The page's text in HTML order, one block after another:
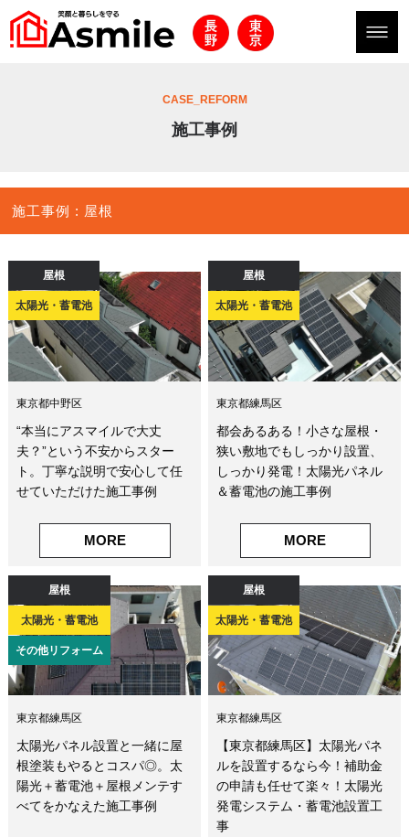
CASE_REFORM
施工事例
施工事例 : 屋根
屋根
太陽光・蓄電池
東京都中野区
“本当にアスマイルで大丈
夫？”という不安からスター
ト。丁寧な説明で安心して任
せていただけた施工事例
MORE
屋根
太陽光・蓄電池
東京都練馬区
都会あるある！小さな屋根・
狭い敷地でもしっかり設置、
しっかり発電！太陽光パネル
＆蓄電池の施工事例
MORE
屋根
太陽光・蓄電池
その他リフォーム
東京都練馬区
太陽光パネル設置と一緒に屋
根塗装もやるとコスパ◎。太
陽光＋蓄電池＋屋根メンテす
べてをかなえた施工事例
屋根
太陽光・蓄電池
東京都練馬区
【東京都練馬区】太陽光パネ
ルを設置するなら今！補助金
の申請も任せて楽々！太陽光
発電システム・蓄電池設置工
事